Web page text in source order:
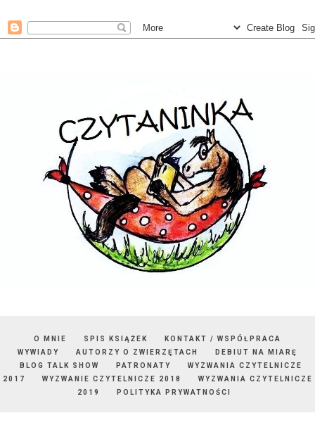
O MNIE SPIS KSIĄŻEK
KONTAKT / WSPÓŁPRACA
WYWIADY
AUTORZY O ZWIERZĘTACH
DEBIUT NA MIARĘ
BLOG TALK SHOW
PATRONATY
WYZWANIA CZYTELNICZE
2017
WYZWANIE CZYTELNICZE 2018
WYZWANIA CZYTELNICZE
2019
POLITYKA PRYWATNOŚCI